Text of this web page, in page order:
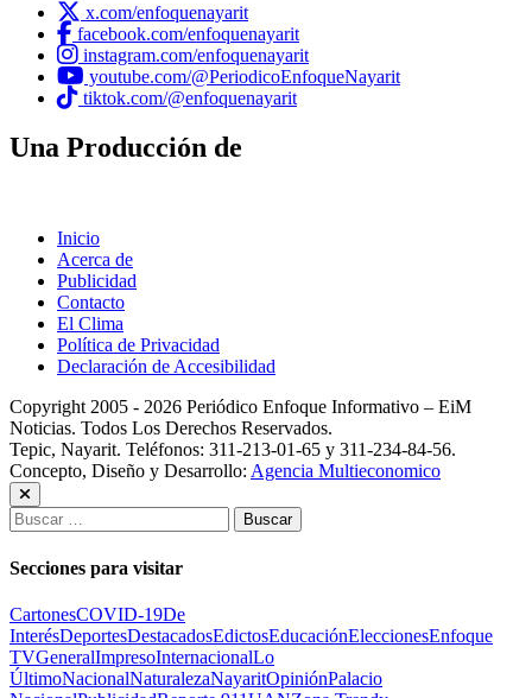
x.com/enfoquenayarit
facebook.com/enfoquenayarit
instagram.com/enfoquenayarit
youtube.com/@PeriodicoEnfoqueNayarit
tiktok.com/@enfoquenayarit
Una Producción de
Inicio
Acerca de
Publicidad
Contacto
El Clima
Política de Privacidad
Declaración de Accesibilidad
Copyright 2005 - 2026 Periódico Enfoque Informativo – EiM
Noticias. Todos Los Derechos Reservados.
Tepic, Nayarit. Teléfonos: 311-213-01-65 y 311-234-84-56.
Concepto, Diseño y Desarrollo: Agencia Multieconomico
Buscar:
Secciones para visitar
CartonesCOVID-19De
InterésDeportesDestacadosEdictosEducaciónEleccionesEnfoque
TVGeneralImpresoInternacionalLo
ÚltimoNacionalNaturalezaNayaritOpiniónPalacio